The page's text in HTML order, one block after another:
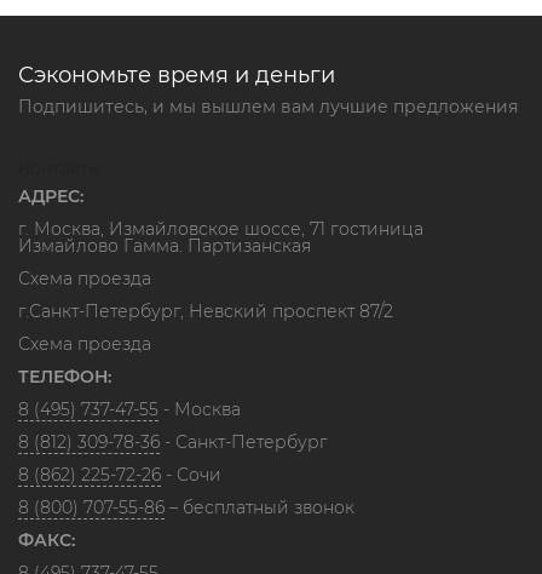
Сэкономьте время и деньги
Подпишитесь, и мы вышлем вам лучшие предложения
АДРЕС:
г. Москва, Измайловское шоссе, 71 гостиница
Измайлово Гамма. Партизанская
Схема проезда
г.Санкт-Петербург, Невский проспект 87/2
Схема проезда
ТЕЛЕФОН:
8 (495) 737-47-55 - Москва
8 (812) 309-78-36 - Санкт-Петербург
8 (862) 225-72-26 - Сочи
8 (800) 707-55-86 – бесплатный звонок
ФАКС: